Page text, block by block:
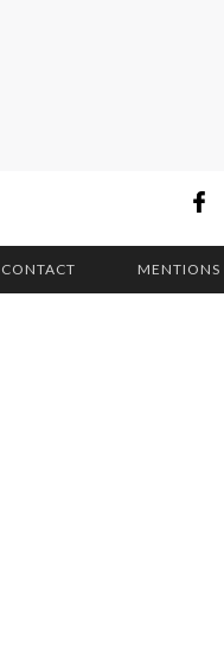
CONTACT MENTIONS